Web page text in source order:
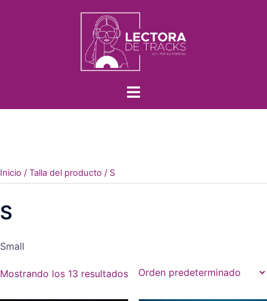
Inicio / Talla del producto / S
S
Small
Mostrando los 13 resultados